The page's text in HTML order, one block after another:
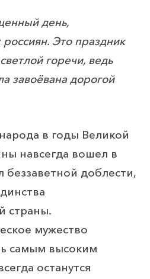
день,
Это праздник
горечи, ведь
завоёвана дорогой
в годы Великой
навсегда вошел в
беззаветной доблести,
страны.
мужество
самым высоким
останутся